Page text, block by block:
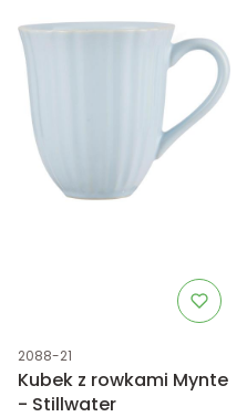
Kod produktu
2088-21
Kubek z rowkami Mynte
- Stillwater